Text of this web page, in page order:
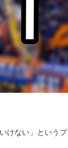
けない」という